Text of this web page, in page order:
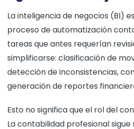
La inteligencia de negocios (BI)
proceso de automatización
tareas que antes requerían
simplificarse: clasificación de
detección de inconsistencias,
generación de reportes
Esto no significa que el rol del
La contabilidad profesional sigue